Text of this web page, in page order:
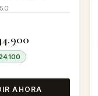
AHORA